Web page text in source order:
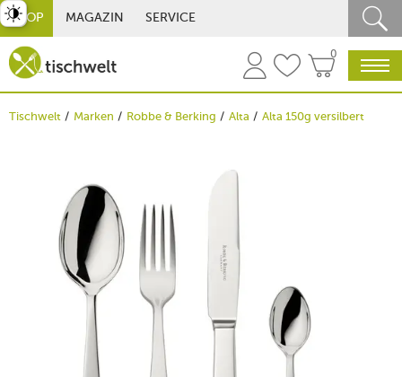
SHOP MAGAZIN SERVICE
0
Tischwelt Marken Robbe & Berking Alta Alta 150g versilbert
umschalten